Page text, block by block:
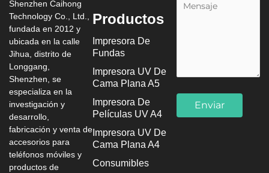
Shenzhen Caihong
Technology Co., Ltd.,
fundada en 2012 y
ubicada en la calle
Jihua, distrito de
Longgang,
Shenzhen, se
especializa en la
investigación y
desarrollo,
fabricación y venta de
accesorios para
teléfonos móviles y
productos de
Productos
Impresora De
Fundas
Impresora UV De
Cama Plana A5
Impresora De
Películas UV A4
Impresora UV De
Cama Plana A4
Consumibles